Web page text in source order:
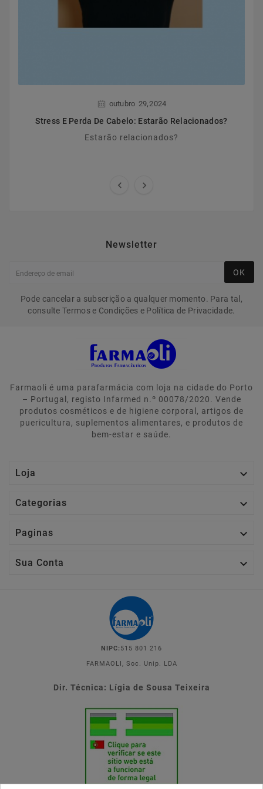
outubro 29, 2024
Stress E Perda De Cabelo: Estarão Relacionados?
Estarão relacionados?
 
Newsletter
OK
Pode cancelar a subscrição a qualquer momento. Para tal,
consulte Termos e Condições e Política de Privacidade.
Farmaoli é uma parafarmácia com loja na cidade do Porto
– Portugal, registo Infarmed n.º 00078/2020. Vende
produtos cosméticos e de higiene corporal, artigos de
puericultura, suplementos alimentares, e produtos de
bem-estar e saúde.
Loja 
Categorias 
Paginas 
Sua Conta 
NIPC: 515 801 216
FARMAOLI, Soc. Unip. LDA
Dir. Técnica: Lígia de Sousa Teixeira